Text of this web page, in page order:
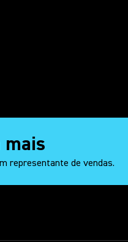
mais
representante de vendas.